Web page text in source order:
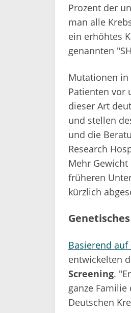
Prozent der
man alle
ein erhöhtes
genannten
Mutationen in
Patienten vor
dieser Art
und stellen
und die
Research
Mehr
früheren
kürzlich
Basierend
entwickelten
Screening.
ganze
Deutschen